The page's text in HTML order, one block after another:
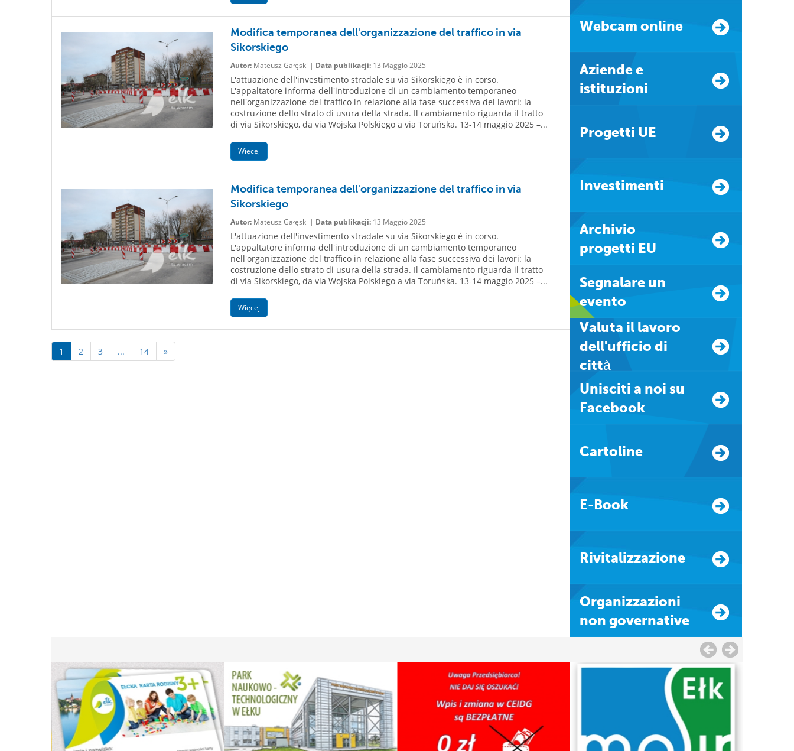
Modifica temporanea dell'organizzazione del traffico in via
Sikorskiego
Autor:Mateusz Gałęski | Data publikacji:13 Maggio 2025
L'attuazione dell'investimento stradale su via Sikorskiego è in corso.
L'appaltatore informa dell'introduzione di un cambiamento temporaneo
nell'organizzazione del traffico in relazione alla fase successiva dei lavori: la
costruzione dello strato di usura della strada. Il cambiamento riguarda il tratto
di via Sikorskiego, da via Wojska Polskiego a via Toruńska. 13-14 maggio 2025 –...
Więcej
Modifica temporanea dell'organizzazione del traffico in via
Sikorskiego
Autor:Mateusz Gałęski | Data publikacji:13 Maggio 2025
L'attuazione dell'investimento stradale su via Sikorskiego è in corso.
L'appaltatore informa dell'introduzione di un cambiamento temporaneo
nell'organizzazione del traffico in relazione alla fase successiva dei lavori: la
costruzione dello strato di usura della strada. Il cambiamento riguarda il tratto
di via Sikorskiego, da via Wojska Polskiego a via Toruńska. 13-14 maggio 2025 –...
Więcej
1 2 3 ... 14 »
Webcam online
Aziende e
istituzioni
Progetti UE
Investimenti
Archivio
progetti EU
Segnalare un
evento
Valuta il lavoro
dell'ufficio di
città
Unisciti a noi su
Facebook
Cartoline
E-Book
Rivitalizzazione
Organizzazioni
non governative